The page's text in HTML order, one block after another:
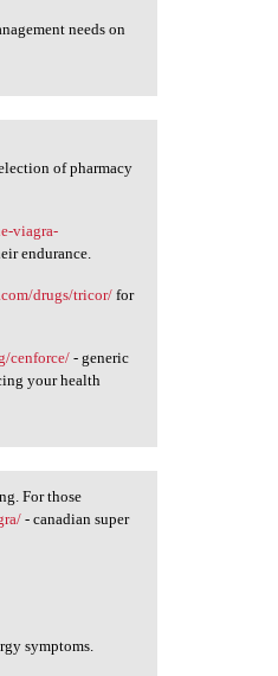
needs on
of pharmacy
viagra-
endurance.
drugs/tricor/for
cenforce/- generic
your health
For those
- canadian super
symptoms.